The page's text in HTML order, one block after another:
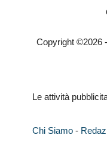
Copyright ©2026
Le attività
Chi Siamo-